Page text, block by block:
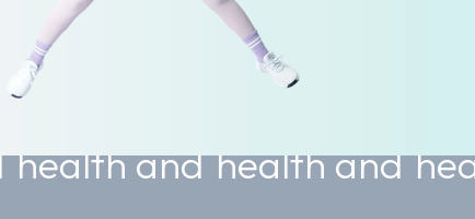
and
Sustainable
health and health